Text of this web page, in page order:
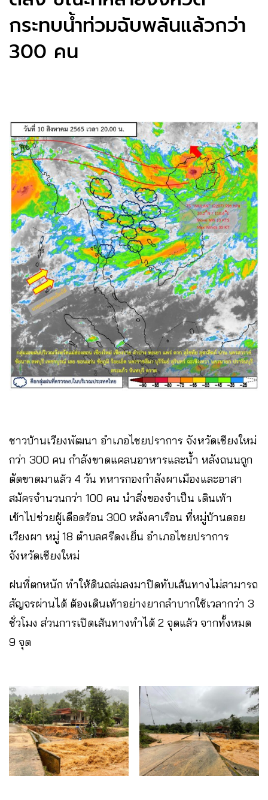
กระทบน้ำท่วมฉับพลันแล้วกว่า
300 คน
ชาวบ้านเวียงพัฒนา อำเภอไชยปราการ จังหวัดเชียงใหม่
กว่า 300 คน กำลังขาดแคลนอาหารและน้ำ หลังถนนถูก
ตัดขาดมาแล้ว 4 วัน ทหารกองกำลังผาเมืองและอาสา
สมัครจำนวนกว่า 100 คน นำสิ่งของจำเป็น เดินเท้า
เข้าไปช่วยผู้เดือดร้อน 300 หลังคาเรือน ที่หมู่บ้านดอย
เวียงผา หมู่ 18 ตำบลศรีดงเย็น อำเภอไชยปราการ
จังหวัดเชียงใหม่
ฝนที่ตกหนัก ทำให้ดินถล่มลงมาปิดทับเส้นทางไม่สามารถ
สัญจรผ่านได้ ต้องเดินเท้าอย่างยากลำบากใช้เวลากว่า 3
ชั่วโมง ส่วนการเปิดเส้นทางทำได้ 2 จุดแล้ว จากทั้งหมด
9 จุด